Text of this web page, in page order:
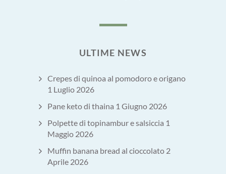
ULTIME NEWS
Crepes di quinoa al pomodoro e origano
1 Luglio 2026
Pane keto di thaina 1 Giugno 2026
Polpette di topinambur e salsiccia 1
Maggio 2026
Muffin banana bread al cioccolato 2
Aprile 2026